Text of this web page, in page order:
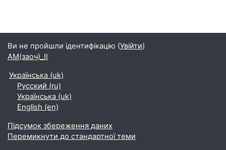
Ви не пройшли ідентифікацію (Увійти)
АМ(заоч)_ІІ
Українська ‎(uk)‎
Русский ‎(ru)‎
Українська ‎(uk)‎
English ‎(en)‎
Підсумок збереження даних
Перемикнути до стандартної теми